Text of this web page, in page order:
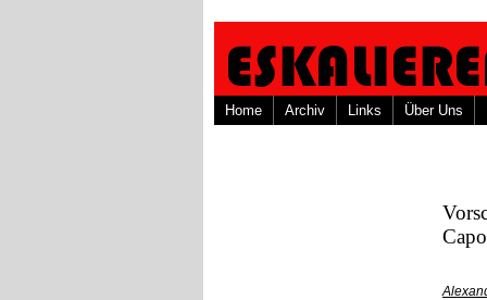
Home Archiv Links Über Uns